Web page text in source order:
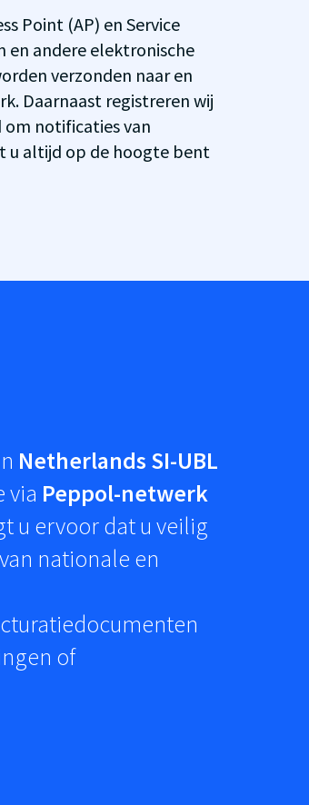
Point (AP) en Service
en andere elektronische
verzonden naar en
Daarnaast registreren wij
notificaties van
u altijd op de hoogte bent
Netherlands SI-UBL
via Peppol-netwerk
u ervoor dat u veilig
nationale en
of